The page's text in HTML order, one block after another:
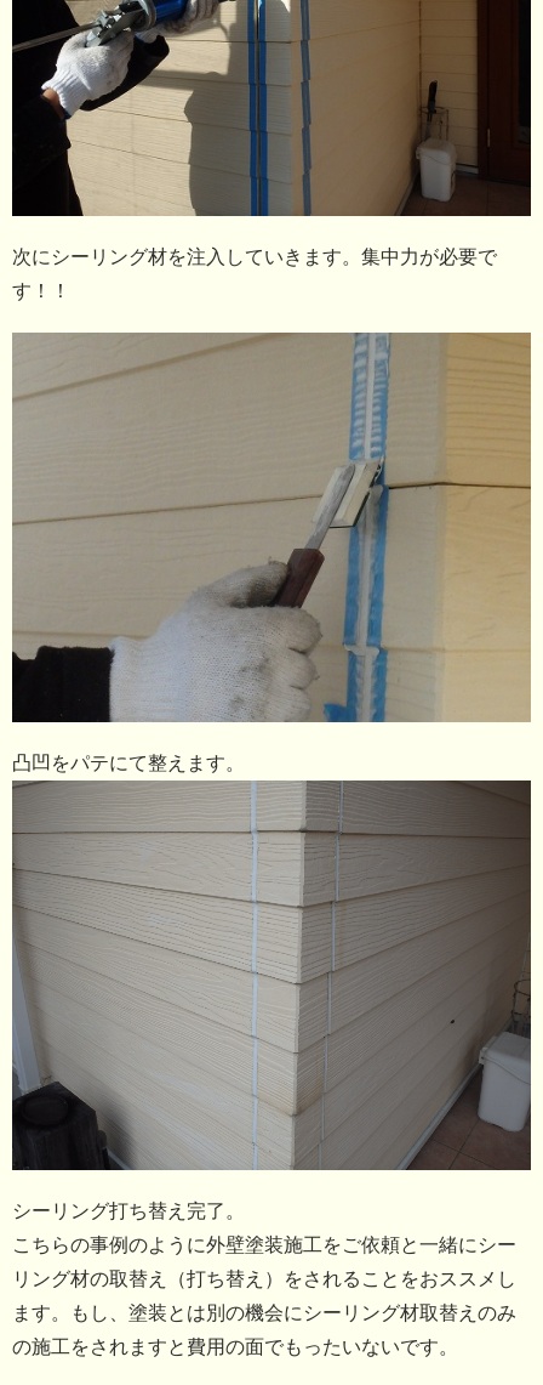
次にシーリング材を注入していきます。集中力が必要で
す！！
凸凹をパテにて整えます。
シーリング打ち替え完了。
こちらの事例のように外壁塗装施工をご依頼と一緒にシー
リング材の取替え（打ち替え）をされることをおススメし
ます。もし、塗装とは別の機会にシーリング材取替えのみ
の施工をされますと費用の面でもったいないです。